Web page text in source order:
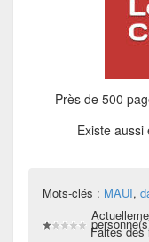
Près de 500
Existe
Mots-clés : MAUI,
Faites des